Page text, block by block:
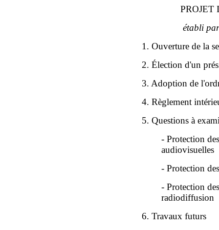
PROJET
établi
1. Ouverture de la
2. Élection d'un
3. Adoption de
4. Règlement
5. Questions à
- Protection
audiovisuelles
- Protection
- Protection
radiodiffusion
6. Travaux futurs